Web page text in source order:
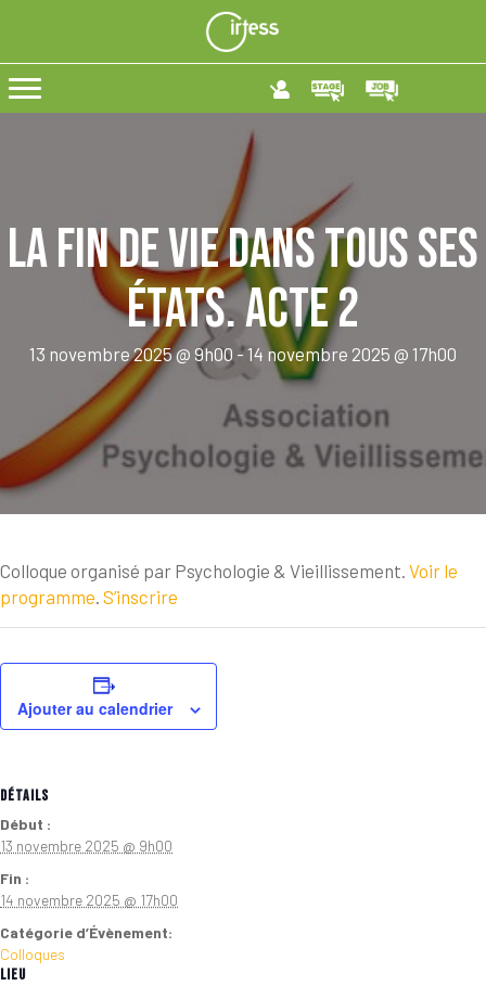
La fin de vie dans tous ses
états. Acte 2
13 novembre 2025 @ 9h00 -14 novembre 2025 @ 17h00
DÉTAILS
Début :
13 novembre 2025 @ 9h00
Fin :
14 novembre 2025 @ 17h00
Catégorie d’Évènement:
Colloques
LIEU
Colloque organisé par Psychologie & Vieillissement. Voir le
programme. S’inscrire
Ajouter au calendrier